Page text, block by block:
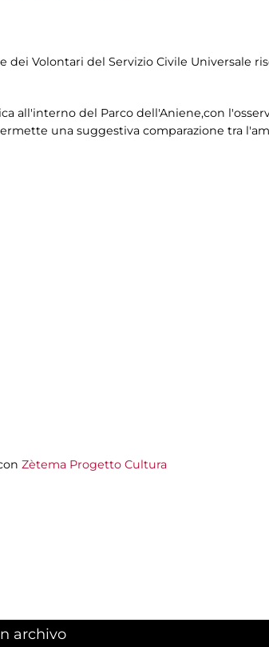
Volontari del Servizio Civile Universale
all'interno del Parco dell'Aniene,con
una suggestiva comparazione tra
Zètema Progetto Cultura
archivo